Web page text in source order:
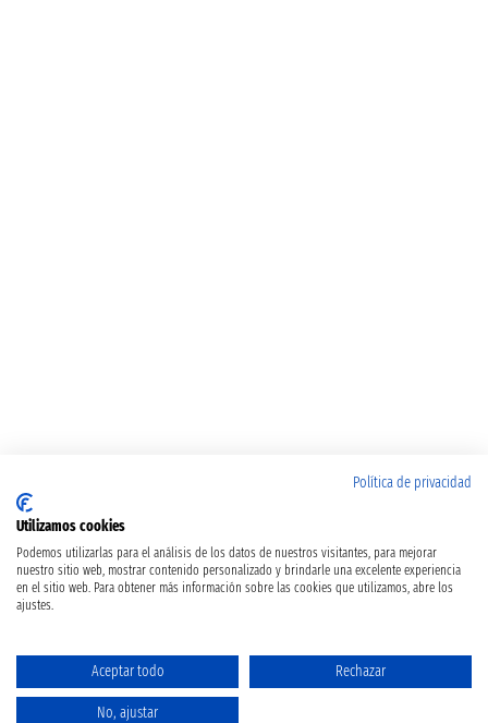
Política de privacidad
Utilizamos cookies
Podemos utilizarlas para el análisis de los datos de nuestros visitantes, para mejorar
nuestro sitio web, mostrar contenido personalizado y brindarle una excelente experiencia
en el sitio web. Para obtener más información sobre las cookies que utilizamos, abre los
ajustes.
Aceptar todo Rechazar
No, ajustar